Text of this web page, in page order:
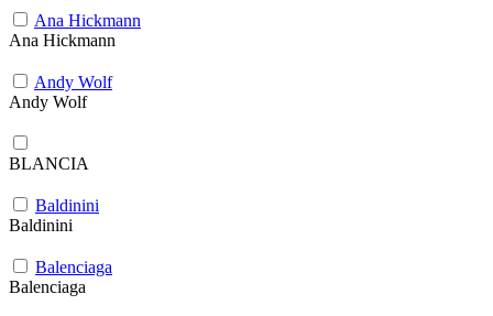
Ana Hickmann
Ana Hickmann
Andy Wolf
Andy Wolf
BLANCIA
Baldinini
Baldinini
Balenciaga
Balenciaga